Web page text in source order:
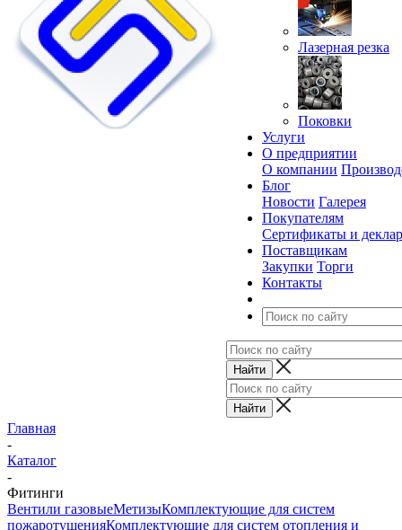
Лазерная резка
Поковки
Услуги
О предприятии
О компании
Блог
Новости Галерея
Покупателям
Сертификаты и
Поставщикам
Закупки Торги
Контакты
Главная
-
Каталог
-
Фитинги
Вентили газовыеМетизыКомплектующие для систем
пожаротушенияКомплектующие для систем отопления и